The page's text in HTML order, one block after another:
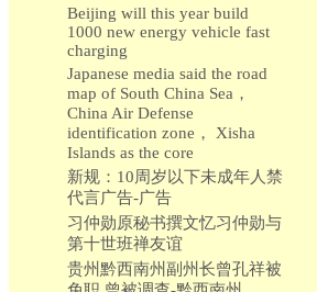
Beijing will this year build
1000 new energy vehicle fast
charging
Japanese media said the road
map of South China Sea，
China Air Defense
identification zone， Xisha
Islands as the core
新规：10周岁以下未成年人禁
代言广告-广告
习仲勋原秘书撰文忆习仲勋与
第十世班禅友谊
贵州黔西南州副州长曾孔祥被